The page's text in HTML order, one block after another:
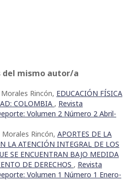
del mismo autor/a
Rincón, EDUCACIÓN FÍSICA
COLOMBIA , Revista
Volumen 2 Número 2 Abril-
Rincón, APORTES DE LA
LA ATENCIÓN INTEGRAL DE LOS
SE ENCUENTRAN BAJO MEDIDA
DE DERECHOS , Revista
Volumen 1 Número 1 Enero-